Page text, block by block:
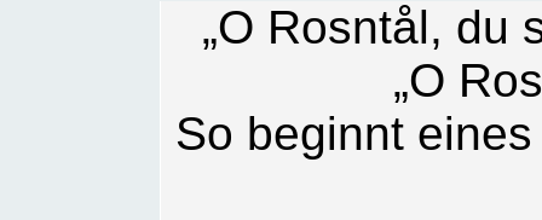
„O Rosntål, du
„O
So beginnt